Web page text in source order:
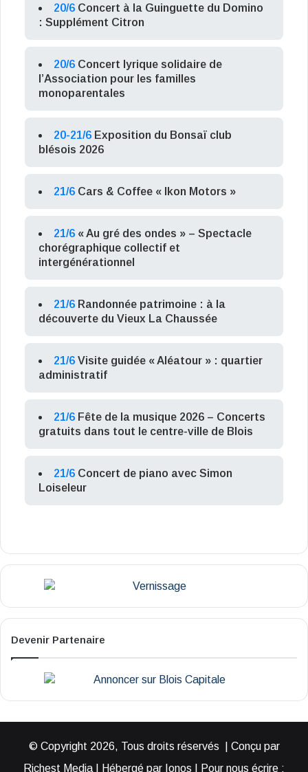
20/6 Concert à la Guinguette du Domino
: Supplément Citron
20/6 Concert lyrique solidaire de
l’Association pour les familles
monoparentales
20-21/6 Exposition du Bonsaï club
blésois 2026
21/6 Cars & Coffee « Ikon Motors »
21/6 « Au gré des ondes » – Spectacle
chorégraphique collectif et
intergénérationnel
21/6 Randonnée patrimoine : à la
découverte du Vieux La Chaussée
21/6 Visite guidée « Aléatour » : quartier
administratif
21/6 Fête de la musique 2026 – Concerts
gratuits dans tout le centre-ville de Blois
21/6 Concert de piano avec Simon
Loiseleur
Devenir Partenaire
© Copyright 2026, Tous droits réservés | Conçu par
Richest Media | Hébergé par Ionos | Pour nous écrire :